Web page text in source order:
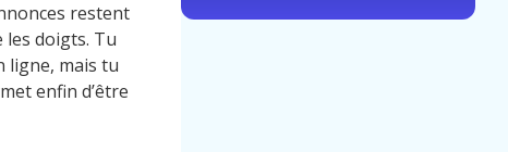
restent
les doigts. Tu
ligne, mais tu
enfin d’être